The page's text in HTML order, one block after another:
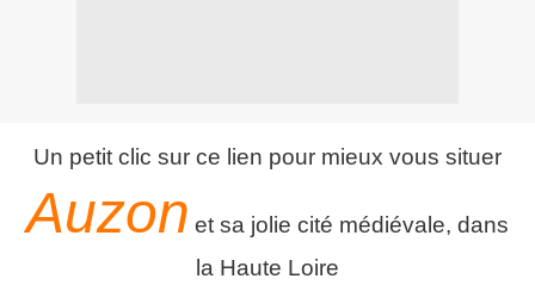
Un petit clic sur ce lien pour mieux vous situer
Auzon et sa jolie cité médiévale, dans
la Haute Loire